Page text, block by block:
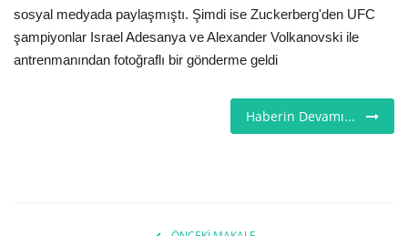
Restoranlar
Sağlık
sosyal medyada paylaşmıştı. Şimdi ise Zuckerberg'den UFC
şampiyonlar Israel Adesanya ve Alexander Volkanovski ile
antrenmanından fotoğraflı bir gönderme geldi
Haberin Devamı...